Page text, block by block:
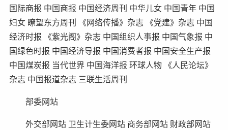
国际商报 中国商报 中国经济周刊 中华儿女 中国青年 中国
妇女 瞭望东方周刊 《网络传播》杂志 《党建》杂志 中国
经济时报 《紫光阁》杂志 中国组织人事报 中国气象报 中
国绿色时报 中国经济导报 中国消费者报 中国安全生产报
中国煤炭报 当代世界 中国海洋报 环球人物 《人民论坛》
杂志 中国报道杂志 三联生活周刊
部委网站
外交部网站 卫生计生委网站 商务部网站 财政部网站